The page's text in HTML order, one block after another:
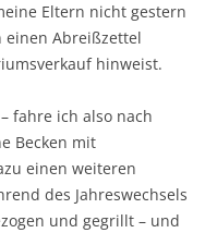
Eltern nicht gestern
einen Abreißzettel
hinweist.
fahre ich also nach
Becken mit
einen weiteren
des Jahreswechsels
und gegrillt – und